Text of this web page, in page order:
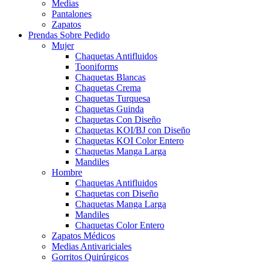
Medias
Pantalones
Zapatos
Prendas Sobre Pedido
Mujer
Chaquetas Antifluidos
Tooniforms
Chaquetas Blancas
Chaquetas Crema
Chaquetas Turquesa
Chaquetas Guinda
Chaquetas Con Diseño
Chaquetas KOI/BJ con Diseño
Chaquetas KOI Color Entero
Chaquetas Manga Larga
Mandiles
Hombre
Chaquetas Antifluidos
Chaquetas con Diseño
Chaquetas Manga Larga
Mandiles
Chaquetas Color Entero
Zapatos Médicos
Medias Antivariciales
Gorritos Quirúrgicos